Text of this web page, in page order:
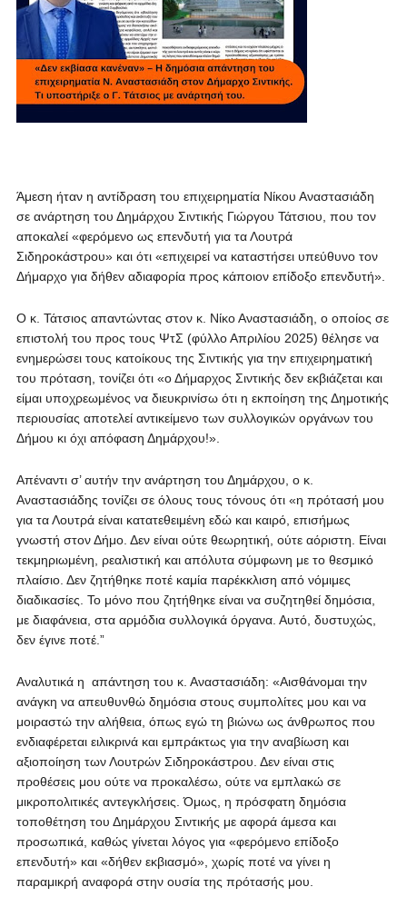
Άμεση ήταν η αντίδραση του επιχειρηματία Νίκου Αναστασιάδη
σε ανάρτηση του Δημάρχου Σιντικής Γιώργου Τάτσιου, που τον
αποκαλεί «φερόμενο ως επενδυτή για τα Λουτρά
Σιδηροκάστρου» και ότι «επιχειρεί να καταστήσει υπεύθυνο τον
Δήμαρχο για δήθεν αδιαφορία προς κάποιον επίδοξο επενδυτή».
Ο κ. Τάτσιος απαντώντας στον κ. Νίκο Αναστασιάδη, ο οποίος σε
επιστολή του προς τους ΨτΣ (φύλλο Απριλίου 2025) θέλησε να
ενημερώσει τους κατοίκους της Σιντικής για την επιχειρηματική
του πρόταση, τονίζει ότι «ο Δήμαρχος Σιντικής δεν εκβιάζεται και
είμαι υποχρεωμένος να διευκρινίσω ότι η εκποίηση της Δημοτικής
περιουσίας αποτελεί αντικείμενο των συλλογικών οργάνων του
Δήμου κι όχι απόφαση Δημάρχου!».
Απέναντι σ’ αυτήν την ανάρτηση του Δημάρχου, ο κ.
Αναστασιάδης τονίζει σε όλους τους τόνους ότι «η πρότασή μου
για τα Λουτρά είναι κατατεθειμένη εδώ και καιρό, επισήμως
γνωστή στον Δήμο. Δεν είναι ούτε θεωρητική, ούτε αόριστη. Είναι
τεκμηριωμένη, ρεαλιστική και απόλυτα σύμφωνη με το θεσμικό
πλαίσιο. Δεν ζητήθηκε ποτέ καμία παρέκκλιση από νόμιμες
διαδικασίες. Το μόνο που ζητήθηκε είναι να συζητηθεί δημόσια,
με διαφάνεια, στα αρμόδια συλλογικά όργανα. Αυτό, δυστυχώς,
δεν έγινε ποτέ.”
Αναλυτικά η απάντηση του κ. Αναστασιάδη: «Αισθάνομαι την
ανάγκη να απευθυνθώ δημόσια στους συμπολίτες μου και να
μοιραστώ την αλήθεια, όπως εγώ τη βιώνω ως άνθρωπος που
ενδιαφέρεται ειλικρινά και εμπράκτως για την αναβίωση και
αξιοποίηση των Λουτρών Σιδηροκάστρου. Δεν είναι στις
προθέσεις μου ούτε να προκαλέσω, ούτε να εμπλακώ σε
μικροπολιτικές αντεγκλήσεις. Όμως, η πρόσφατη δημόσια
τοποθέτηση του Δημάρχου Σιντικής με αφορά άμεσα και
προσωπικά, καθώς γίνεται λόγος για «φερόμενο επίδοξο
επενδυτή» και «δήθεν εκβιασμό», χωρίς ποτέ να γίνει η
παραμικρή αναφορά στην ουσία της πρότασής μου.